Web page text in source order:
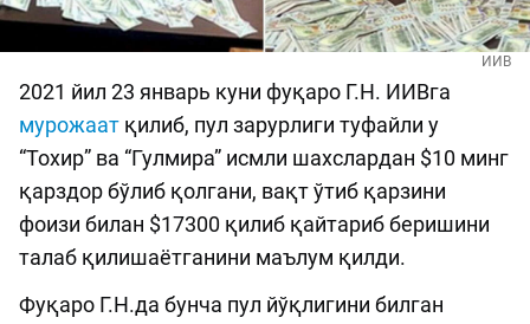
ИИВ
2021 йил 23 январь куни фуқаро Г.Н. ИИВга
мурожаат қилиб, пул зарурлиги туфайли у
“Тохир” ва “Гулмира” исмли шахслардан $10 минг
қарздор бўлиб қолгани, вақт ўтиб қарзини
фоизи билан $17300 қилиб қайтариб беришини
талаб қилишаётганини маълум қилди.
Фуқаро Г.Н.да бунча пул йўқлигини билган